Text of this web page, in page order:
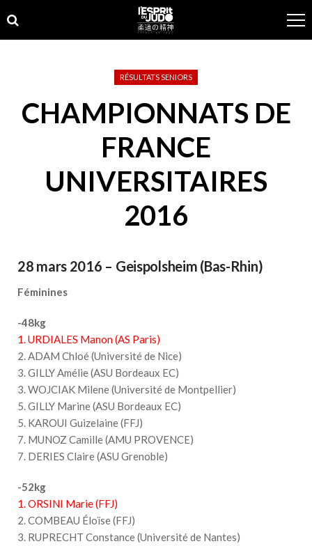
to
navigation
to
content
RÉSULTATS SENIORS
CHAMPIONNATS DE
FRANCE
UNIVERSITAIRES
2016
28 mars 2016 – Geispolsheim (Bas-Rhin)
Féminines
-48kg
1. URDIALES Manon (AS Paris)
2. ADAM Chloé (Université de Nice)
3. GILLY Amélie (ASU Bordeaux EC)
3. WOJCIAK Milene (Université de Montpellier)
5. GILLY Marine (ASU Bordeaux EC)
5. KAROUI Guizelaine (FFJ)
7. MUNOZ Camille (AMU PROVENCE)
7. DERIES Claire (ASU Grenoble)
-52kg
1. ORSINI Marie (FFJ)
2. COMBEAU Éloïse (FFJ)
3. RUPRECHT Constance (Université de Nantes)